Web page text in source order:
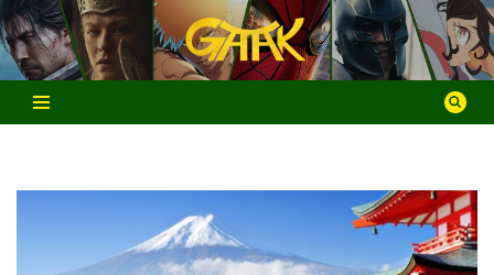
Aller
au
contenu